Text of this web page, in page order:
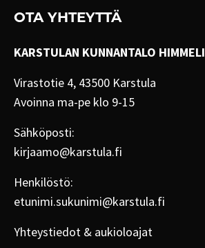
OTA YHTEYTTÄ
KARSTULAN KUNNANTALO HIMMELI
Virastotie 4, 43500 Karstula
Avoinna ma-pe klo 9-15
Sähköposti:
kirjaamo@karstula.fi
Henkilöstö:
etunimi.sukunimi@karstula.fi
Yhteystiedot & aukioloajat